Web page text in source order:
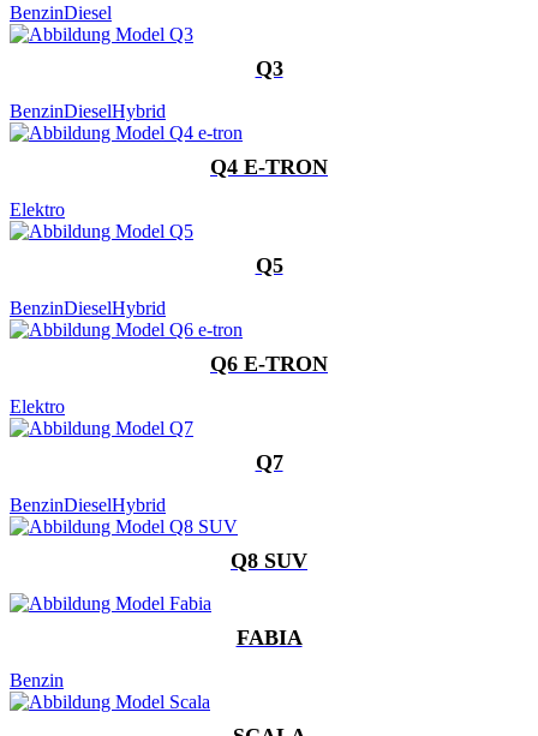
BenzinDiesel
Q3
BenzinDieselHybrid
Q4 E-TRON
Elektro
Q5
BenzinDieselHybrid
Q6 E-TRON
Elektro
Q7
BenzinDieselHybrid
Q8 SUV
FABIA
Benzin